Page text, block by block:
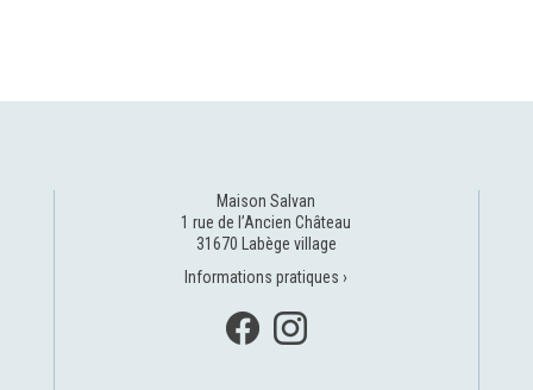
Maison Salvan
1 rue de l’Ancien Château
31670 Labège village
Informations pratiques ›